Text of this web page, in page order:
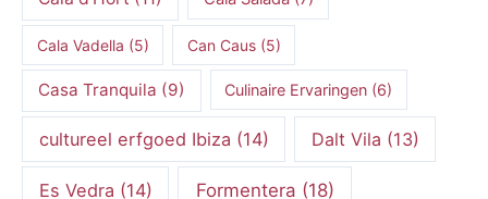
Cala Vadella (5) Can Caus(5)
Casa Tranquila (9) Culinaire Ervaringen (6)
cultureel erfgoed Ibiza (14) Dalt Vila (13)
Es Vedra (14) Formentera (18)